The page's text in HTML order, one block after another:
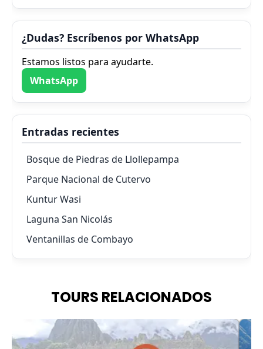
¿Dudas? Escríbenos por WhatsApp
Estamos listos para ayudarte.
WhatsApp
Entradas recientes
Bosque de Piedras de Llollepampa
Parque Nacional de Cutervo
Kuntur Wasi
Laguna San Nicolás
Ventanillas de Combayo
TOURS RELACIONADOS